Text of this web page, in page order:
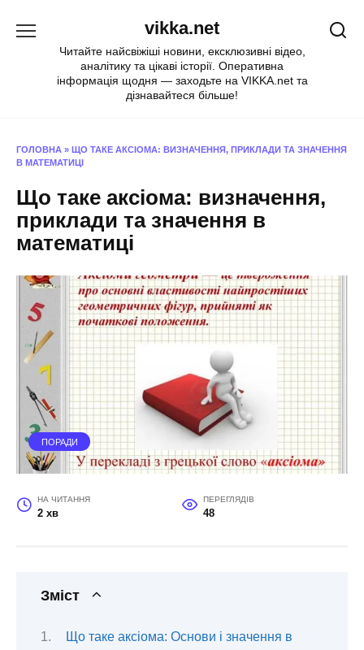
vikka.net
Читайте найсвіжіші новини, ексклюзивні відео,
аналітику та цікаві історії. Оперативна
інформація щодня — заходьте на VIKKA.net та
дізнавайтеся більше!
ГОЛОВНА » ЩО ТАКЕ АКСІОМА: ВИЗНАЧЕННЯ, ПРИКЛАДИ ТА ЗНАЧЕННЯ
В МАТЕМАТИЦІ
Що таке аксіома: визначення,
приклади та значення в
математиці
ПОРАДИ
НА ЧИТАННЯ
2 хв
ПЕРЕГЛЯДІВ
48
Зміст
Що таке аксіома: Основи і значення в